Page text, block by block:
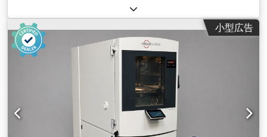
小型広告